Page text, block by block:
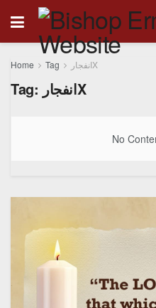
Home Tag انفجارX
Tag: انفجارX
No